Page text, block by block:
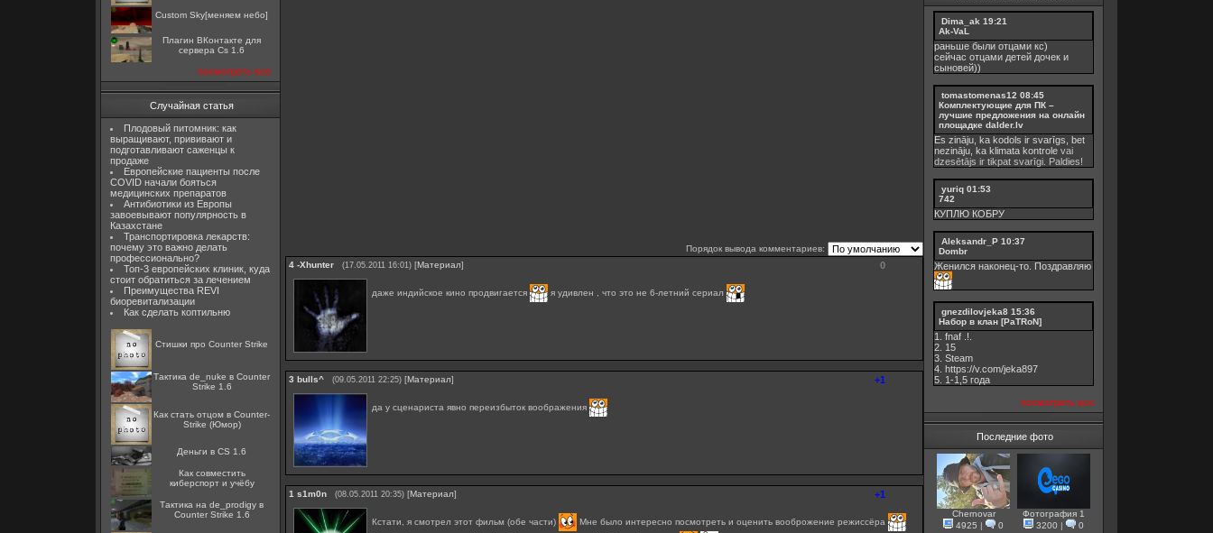
Custom Sky[меняем небо]
Плагин ВКонтакте для
сервера Cs 1.6
посмотреть все
Случайная статья
Плодовый питомник: как
выращивают, прививают и
подготавливают саженцы к
продаже
Европейские пациенты после
COVID начали бояться
медицинских препаратов
Антибиотики из Европы
завоевывают популярность в
Казахстане
Транспортировка лекарств:
почему это важно делать
профессионально?
Топ-3 европейских клиник, куда
стоит обратиться за лечением
Преимущества REVI
биоревитализации
Как сделать коптильню
Стишки про Counter Strike
Тактика de_nuke в Counter
Strike 1.6
Как стать отцом в Counter-
Strike (Юмор)
Деньги в CS 1.6
Как совместить
киберспорт и учёбу
Тактика на de_prodigy в
Counter Strike 1.6
Порядок вывода комментариев:
0
4 -Xhunter (17.05.2011 16:01) [Материал]
даже индийское кино продвигается я удивлен , что это не 6-летний сериал
+1
3 bulls^ (09.05.2011 22:25) [Материал]
да у сценариста явно переизбыток воображения
+1
1 s1m0n (08.05.2011 20:35) [Материал]
Кстати, я смотрел этот фильм (обе части)
Мне было интересно посмотреть и оценить вооброжение режиссёра
Dima_ak 19:21
Ak-VaL
раньше были отцами кс)
сейчас отцами детей дочек и
сыновей))
tomastomenas12 08:45
Комплектующие для ПК –
лучшие предложения на онлайн
площадке dalder.lv
Es zināju, ka kodols ir svarīgs, bet
nezināju, ka klimata kontrole vai
dzesētājs ir tikpat svarīgi. Paldies!
yuriq 01:53
742
КУПЛЮ КОБРУ
Aleksandr_P 10:37
Dombr
Женился наконец-то. Поздравляю
gnezdilovjeka8 15:36
Набор в клан [PaTRoN]
1. fnaf .!.
2. 15
3. Steam
4. https://v.com/jeka897
5. 1-1,5 годa
посмотреть все
Последние фото
Chernovar
4925 | 0
Фотография 1
3200 | 0